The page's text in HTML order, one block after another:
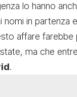
lo hanno
nomi in partenza
affare farebbe
ma che
.